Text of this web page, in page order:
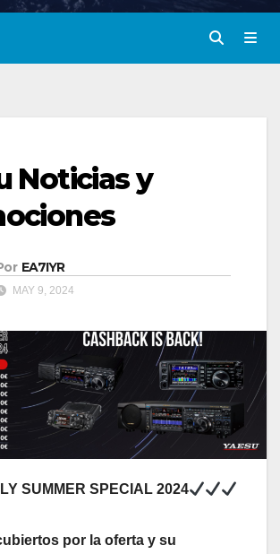
Noticias y
EA7IYR
MAY 9, 2024
SUMMER SPECIAL 2024
por la oferta y su